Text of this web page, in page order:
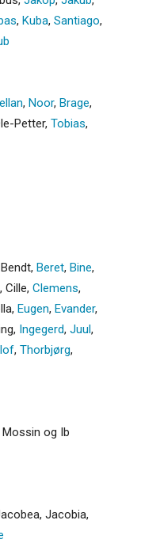
, Kuba, Santiago,
, Noor, Brage,
Petter, Tobias,
Bendt, Beret, Bine,
, Cille, Clemens,
, Eugen, Evander,
, Ingegerd, Juul,
, Thorbjørg,
og Ib
, Jacobia,